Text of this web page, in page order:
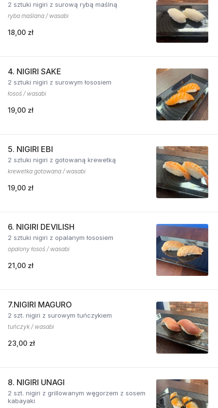
2 sztuki nigiri z surową rybą maślną
ryba maślana / wasabi
18,00 zł
4. NIGIRI SAKE
2 sztuki nigiri z surowym łososiem
łosoś / wasabi
19,00 zł
5. NIGIRI EBI
2 sztuki nigiri z gotowaną krewetką
krewetka gotowana / wasabi
19,00 zł
6. NIGIRI DEVILISH
2 sztuki nigiri z opalanym łososiem
opalony łosoś / wasabi
21,00 zł
7.NIGIRI MAGURO
2 szt. nigiri z surowym tuńczykiem
tuńczyk / wasabi
23,00 zł
8. NIGIRI UNAGI
2 szt. nigiri z grillowanym węgorzem z sosem
kabayaki